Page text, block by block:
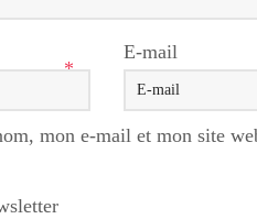
*
E-mail
mon e-mail et mon site